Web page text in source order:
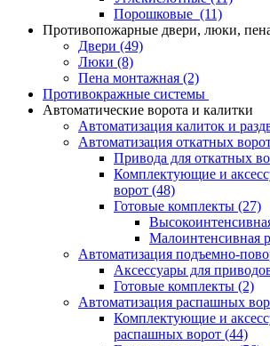
Порошковые (11)
Противопожарные двери, люки,
Двери (49)
Люки (8)
Пена монтажная (2)
Противокражные системы
Автоматические ворота и калитки
Автоматизация калиток и
Автоматизация откатных
Привода для откатных
Комплектующие и
ворот (48)
Готовые комплекты (27)
Малоинтенсивная
Автоматизация подъемно-
Аксессуары для
Готовые комплекты (2)
Автоматизация распашных
Комплектующие и
распашных ворот (44)